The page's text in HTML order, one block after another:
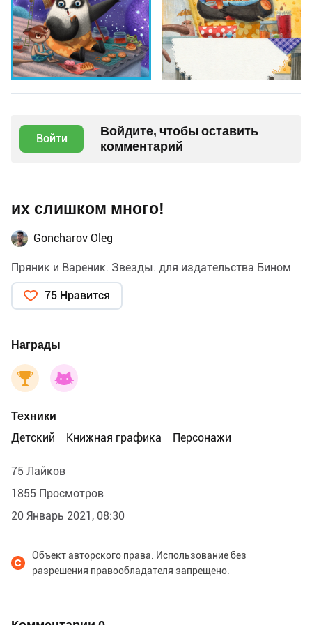
Войти
Войдите, чтобы оставить
комментарий
их слишком много!
Goncharov Oleg
Пряник и Вареник. Звезды. для издательства Бином
75 Нравится
Награды
Техники
Детский
Книжная графика Персонажи
75 Лайков
1855 Просмотров
20 Январь 2021, 08:30
Объект авторского права. Использование без
разрешения правообладателя запрещено.